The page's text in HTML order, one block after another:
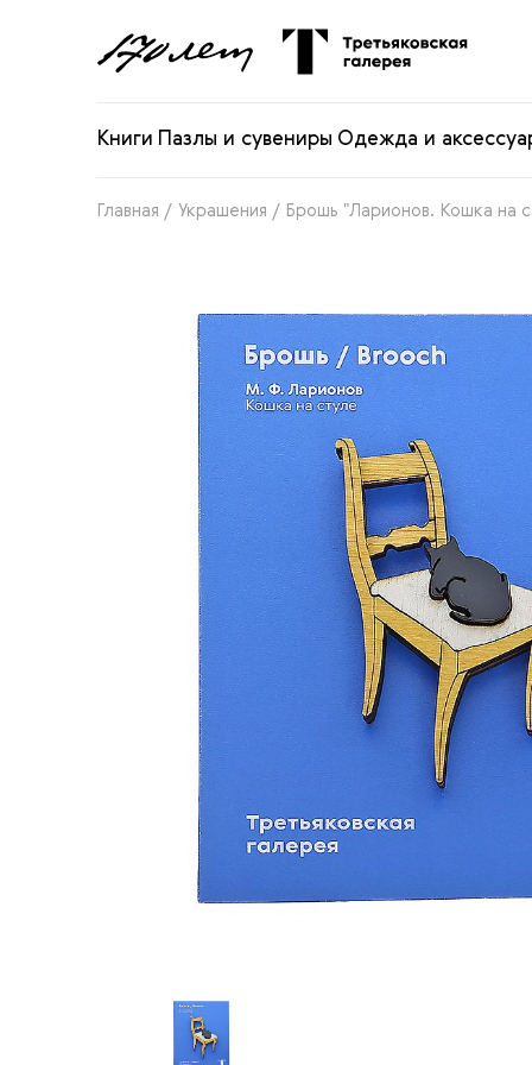
Книги Пазлы и сувениры Одежда и
Главная / Украшения / Брошь "Ларионов. Кошка на